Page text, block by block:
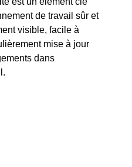
de travail sûr et
visible, facile à
mise à jour
dans